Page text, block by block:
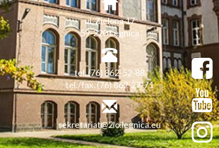
ul. Zielona 17
59-220 Legnica
tel. (76) 862-52-88
tel./fax. (76) 862-27-71
sekretariat@2lo.legnica.eu